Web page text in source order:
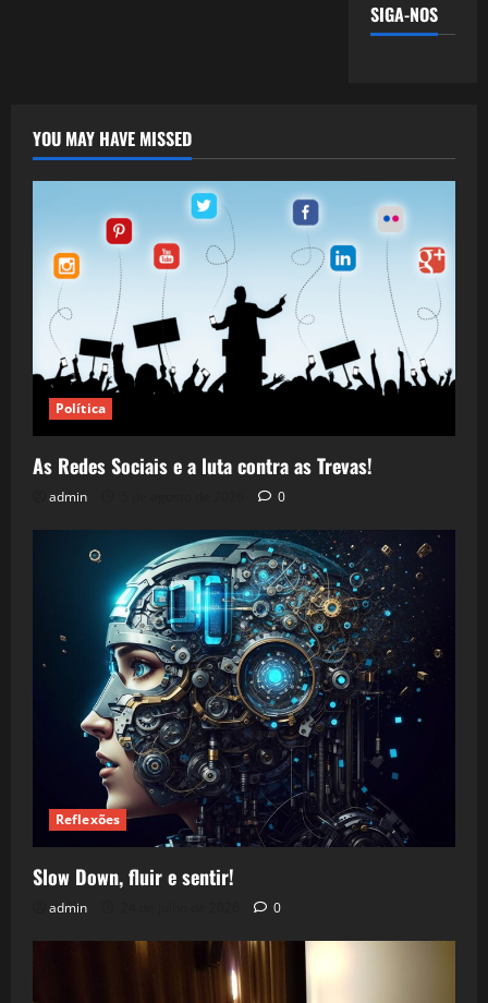
SIGA-NOS
YOU MAY HAVE MISSED
Política
As Redes Sociais e a luta contra as Trevas!
admin 0
Reflexões
Slow Down, fluir e sentir!
admin 0